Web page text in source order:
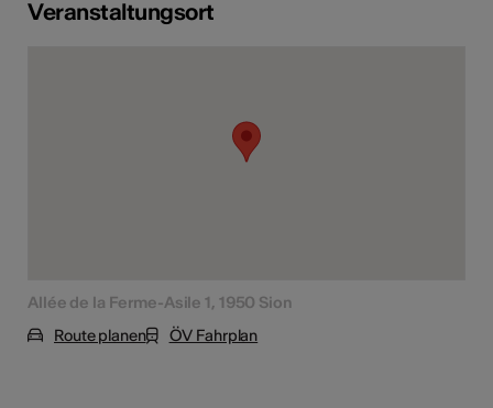
Veranstaltungsort
Allée de la Ferme-Asile 1, 1950 Sion
Route planen
ÖV Fahrplan